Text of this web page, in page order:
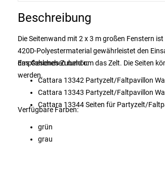
Beschreibung
Die Seitenwand mit 2 x 3 m großen Fenstern
420D-Polyestermaterial gewährleistet den
das Geschehen rund um das Zelt. Die Seiten
werden.
Empfohlenes Zubehör:
Cattara 13342 Partyzelt/Faltpavillon
Cattara 13343 Partyzelt/Faltpavillon
Cattara 13344 Seiten für Partyzelt/
Verfügbare Farben:
grün
grau